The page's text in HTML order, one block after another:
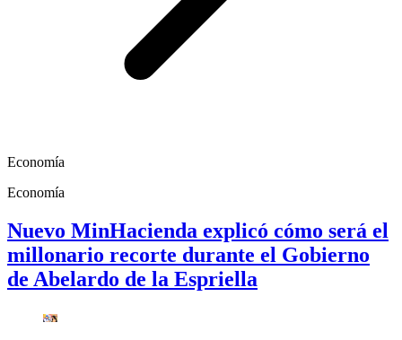
Economía
Economía
Nuevo MinHacienda explicó cómo será el
millonario recorte durante el Gobierno
de Abelardo de la Espriella